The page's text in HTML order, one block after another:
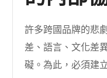
許多跨國品牌的悲
差、語言、文化差
礙。為此，必須建